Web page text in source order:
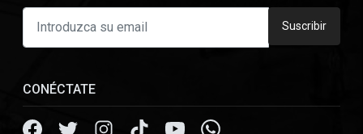
Suscribir
CONÉCTATE